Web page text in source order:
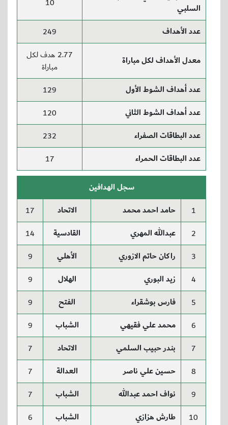
السلبي
10
عدد الأهداف 249
معدل الأهداف لكل مباراة
2.77 هدف لكل
مباراة
عدد أهداف الشوط الأول 129
عدد أهداف الشوط الثاني 120
عدد البطاقات الصفراء 232
عدد البطاقات الحمراء 17
سجل الهدافين
1 حامد احمد محمد الاتحاد
17
2
عبدالله المهري القادسية
14
3
راكان حاتم الازوري الأهلي
9
4
زيد البوري الهلال
9
5
فارس بوشقراء الفتح
9
6
محمد علي فقيهي الشباب
9
7
بندر حبيب السلمي الاتحاد
7
8
حسين علي ناصر العدالة
7
9
نواف احمد عبدالله الشباب
7
10
طارش هزازي الشباب 6